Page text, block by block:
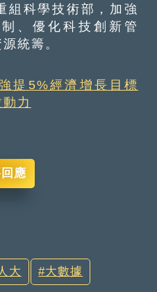
科學技術部，加強
、優化科技創新管
統籌。
提5%經濟增長目標
力
應
大 大數據